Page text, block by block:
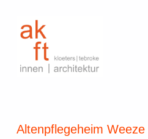
Altenpflegeheim Weeze